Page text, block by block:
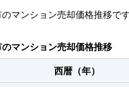
マンション売却価格推移で
マンション売却価格推移
西暦（年）